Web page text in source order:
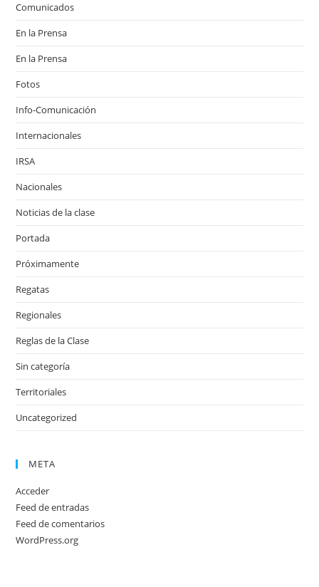
Comunicados
En la Prensa
En la Prensa
Fotos
Info-Comunicación
Internacionales
IRSA
Nacionales
Noticias de la clase
Portada
Próximamente
Regatas
Regionales
Reglas de la Clase
Sin categoría
Territoriales
Uncategorized
META
Acceder
Feed de entradas
Feed de comentarios
WordPress.org